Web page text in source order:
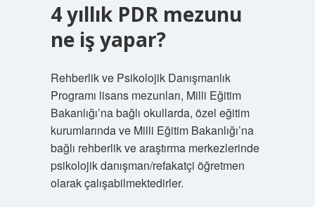
4 yıllık PDR mezunu
ne iş yapar?
Rehberlik ve Psikolojik Danışmanlık
Programı lisans mezunları, Milli Eğitim
Bakanlığı’na bağlı okullarda, özel eğitim
kurumlarında ve Milli Eğitim Bakanlığı’na
bağlı rehberlik ve araştırma merkezlerinde
psikolojik danışman/refakatçi öğretmen
olarak çalışabilmektedirler.